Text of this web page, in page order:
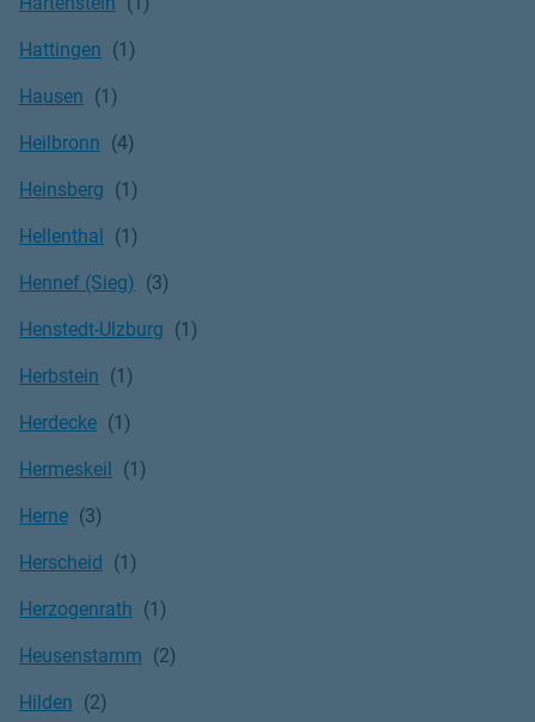
Hattingen
Hausen
Heilbronn
Heinsberg
Hellenthal
Hennef (Sieg)
Henstedt-Ulzburg
Herbstein
Herdecke
Hermeskeil
Herne
Herscheid
Herzogenrath
Heusenstamm
Hilden